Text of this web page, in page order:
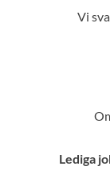
Vi
Lediga